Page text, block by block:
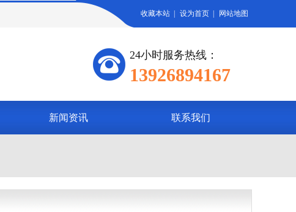
收藏本站 设为首页 网站地图
24小时服务热线：
13926894167
新闻资讯 联系我们